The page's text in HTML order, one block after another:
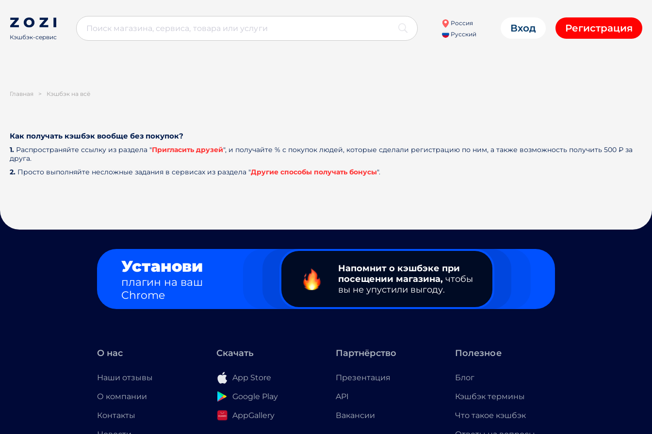
Кэшбэк-сервис
Россия
Русский
Вход Регистрация
Главная > Кэшбэк на всё
Как получать кэшбэк вообще без покупок?
1. Распространяйте ссылку из раздела "Пригласить друзей", и получайте % с покупок людей, которые сделали регистрацию по ним, а также возможность получить 500 ₽ за
друга.
2. Просто выполняйте несложные задания в сервисах из раздела "Другие способы получать бонусы".
Установи
плагин на ваш
Chrome
Напомнит о кэшбэке при
посещении магазина, чтобы
вы не упустили выгоду.
О нас
Наши отзывы
О компании
Контакты
Скачать
App Store
Google Play
AppGallery
Партнёрство
Презентация
API
Вакансии
Полезное
Блог
Кэшбэк термины
Что такое кэшбэк